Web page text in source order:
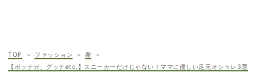
TOP ファッション
靴
【ボッテガ、グッチetc.】スニーカーだけじゃない！ママに優しい足元オシャレ3選